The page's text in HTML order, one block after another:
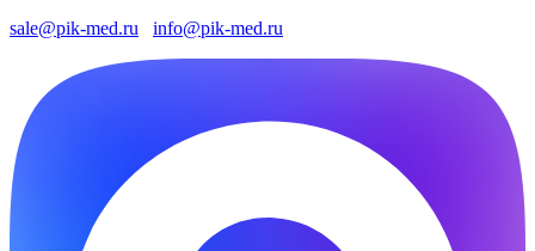
sale@pik-med.ru
info@pik-med.ru